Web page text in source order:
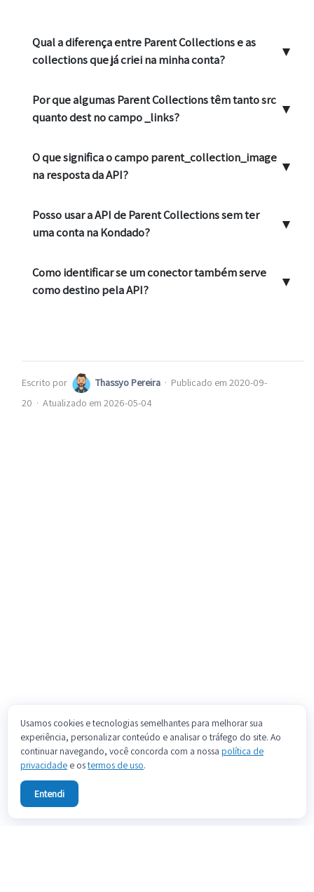
Qual a diferença entre Parent Collections e as
collections que já criei na minha conta?
▼
Por que algumas Parent Collections têm tanto src
quanto dest no campo _links?
▼
O que significa o campo parent_collection_image
na resposta da API?
▼
Posso usar a API de Parent Collections sem ter
uma conta na Kondado?
▼
Como identificar se um conector também serve
como destino pela API?
▼
Escrito por Thassyo Pereira · Publicado em 2020-09-
20 · Atualizado em 2026-05-04
Usamos cookies e tecnologias semelhantes para melhorar sua
experiência, personalizar conteúdo e analisar o tráfego do site. Ao
continuar navegando, você concorda com a nossa política de
privacidade e ostermos de uso.
Entendi